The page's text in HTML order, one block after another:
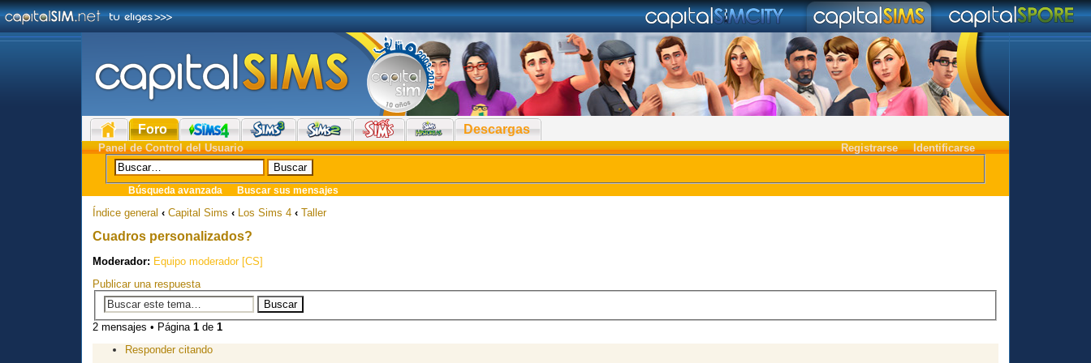
Foro Descargas
Registrarse Identificarse
Panel de Control del Usuario
Búsqueda avanzada Buscar sus mensajes
Índice general ‹ Capital Sims ‹ Los Sims 4 ‹ Taller
Cuadros personalizados?
Moderador: Equipo moderador [CS]
Publicar una respuesta
2 mensajes • Página1 de1
Responder citando